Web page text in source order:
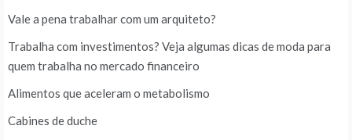
Vale a pena trabalhar com um arquiteto?
Trabalha com investimentos? Veja algumas dicas de moda para
quem trabalha no mercado financeiro
Alimentos que aceleram o metabolismo
Cabines de duche